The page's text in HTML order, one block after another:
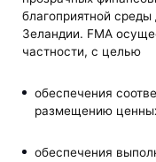
благоприятной
Зеландии. FMA
частности, с целью
обеспечения
размещению
обеспечения